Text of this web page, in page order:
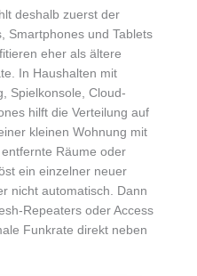
deshalb zuerst der
Smartphones und Tablets
eher als ältere
In Haushalten mit
Spielkonsole, Cloud-
hilft die Verteilung auf
kleinen Wohnung mit
Räume oder
ein einzelner neuer
nicht automatisch. Dann
Repeaters oder Access
Funkrate direkt neben